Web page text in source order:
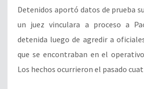
Detenidos aportó datos de prueba
un juez vinculara a proceso a
detenida luego de agredir a
que se encontraban en el operativo
Los hechos ocurrieron el pasado